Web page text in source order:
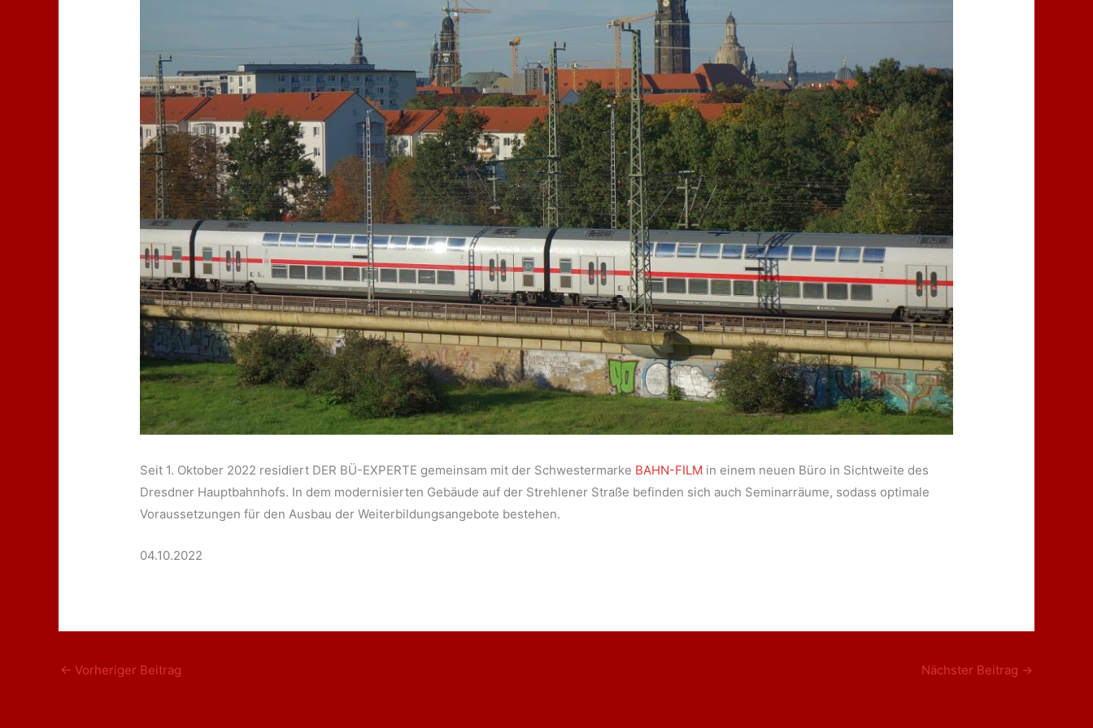
Seit 1. Oktober 2022 residiert DER BÜ-EXPERTE gemeinsam mit der Schwestermarke BAHN-FILM in einem neuen Büro in Sichtweite des
Dresdner Hauptbahnhofs. In dem modernisierten Gebäude auf der Strehlener Straße befinden sich auch Seminarräume, sodass optimale
Voraussetzungen für den Ausbau der Weiterbildungsangebote bestehen.
04.10.2022
← Vorheriger Beitrag Nächster Beitrag →